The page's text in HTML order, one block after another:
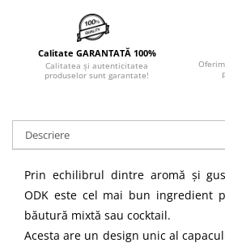
Calitate GARANTATĂ 100%
Calitatea şi autenticitatea
produselor sunt garantate!
Descriere
Prin echilibrul dintre aromă și
ODK este cel mai bun ingredient
băutură mixtă sau cocktail.
Acesta are un design unic al